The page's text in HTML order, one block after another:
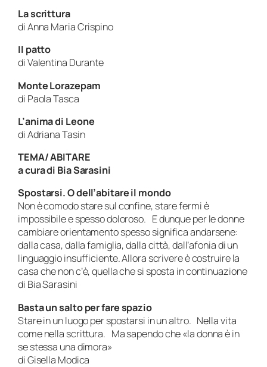
La scrittura
di Anna Maria Crispino
Il patto
di Valentina Durante
Monte Lorazepam
di Paola Tasca
L’anima di Leone
di Adriana Tasin
TEMA/ABITARE
a cura di Bia Sarasini
Spostarsi. O dell’abitare il mondo
Non è comodo stare sul confine, stare fermi è
impossibile e spesso doloroso. E dunque per le donne
cambiare orientamento spesso significa andarsene:
dalla casa, dalla famiglia, dalla città, dall’afonia di un
linguaggio insufficiente. Allora scrivere è costruire la
casa che non c’è, quella che si sposta in continuazione
di Bia Sarasini
Basta un salto per fare spazio
Stare in un luogo per spostarsi in un altro. Nella vita
come nella scrittura. Ma sapendo che «la donna è in
se stessa una dimora»
di Gisella Modica